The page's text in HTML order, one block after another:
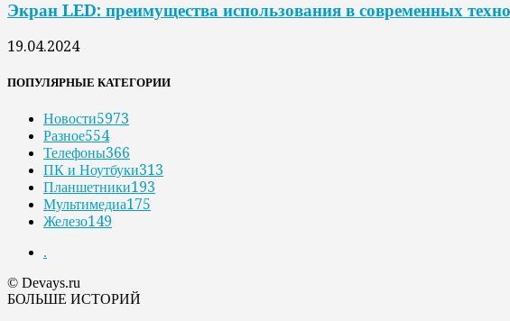
Экран LED: преимущества использования в современных
19.04.2024
ПОПУЛЯРНЫЕ КАТЕГОРИИ
Новости5973
Разное554
Телефоны366
ПК и Ноутбуки313
Планшетники193
Мультимедиа175
Железо149
.
© Devays.ru
БОЛЬШЕ ИСТОРИЙ